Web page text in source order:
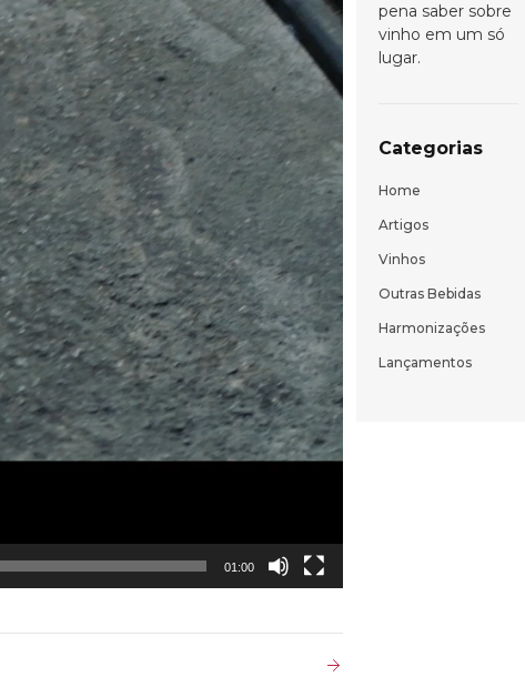
01:00
pena saber sobre
vinho em um só
lugar.
Categorias
Home
Artigos
Vinhos
Outras Bebidas
Harmonizações
Lançamentos